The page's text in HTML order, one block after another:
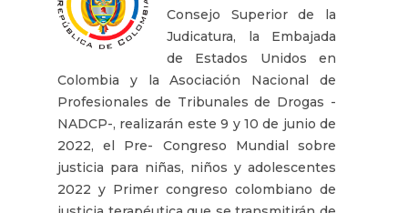
Consejo Superior de la
Judicatura, la Embajada
de Estados Unidos en
Colombia y la Asociación Nacional de
Profesionales de Tribunales de Drogas -
NADCP-, realizarán este 9 y 10 de junio de
2022, el Pre- Congreso Mundial sobre
justicia para niñas, niños y adolescentes
2022 y Primer congreso colombiano de